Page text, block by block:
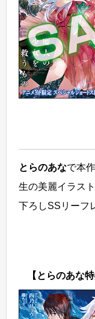
とらのあなで本
生の美麗イラス
下ろしSSリーフ
【とらのあな